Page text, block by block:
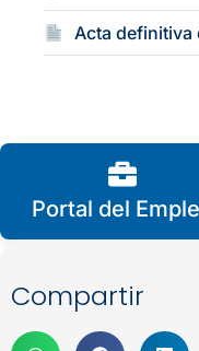
Acta definitiva
Portal del
Compartir